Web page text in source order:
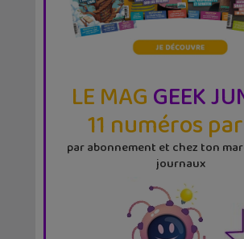
LE MAGGEEK
11 numéros
par abonnement et chez ton
journaux